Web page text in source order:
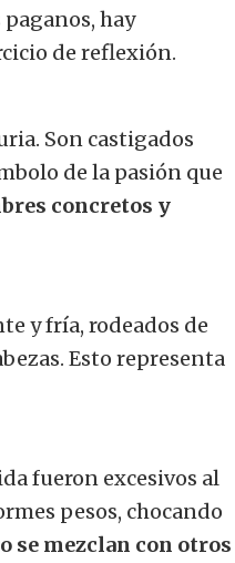
hay
de reflexión.
Son castigados
de la pasión que
concretos y
y fría, rodeados de
Esto representa
fueron excesivos al
pesos, chocando
se mezclan con otros